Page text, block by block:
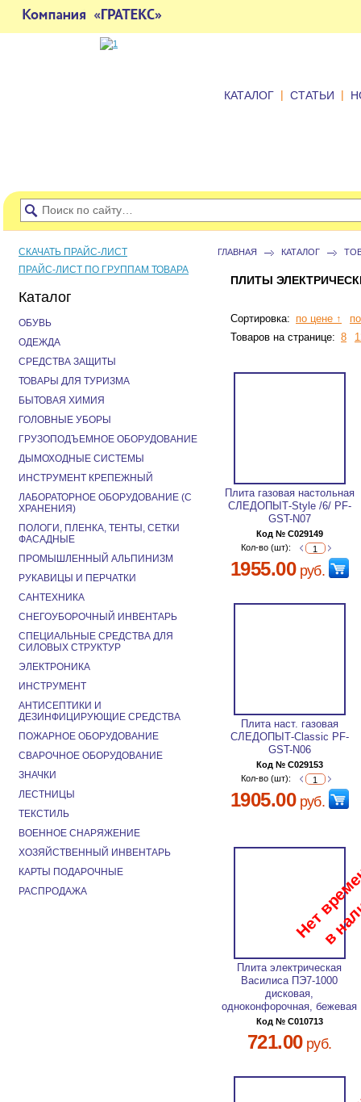
КАТАЛОГ | СТАТЬИ |
ГЛАВНАЯ КАТАЛОГ
ПЛИТЫ
Сортировка: по цене ↑
Товаров на странице: 8
Плита газовая настольная
СЛЕДОПЫТ-Style /6/ PF-
GST-N07
Код № C029149
Кол-во (шт):
1955.00руб.
Плита наст. газовая
СЛЕДОПЫТ-Classic PF-
GST-N06
Код № C029153
Кол-во (шт):
1905.00руб.
Плита электрическая
Василиса ПЭ7-1000
дисковая,
одноконфорочная, бежевая
Код № C010713
721.00руб.
СКАЧАТЬ ПРАЙС-ЛИСТ
ПРАЙС-ЛИСТ ПО ГРУППАМ ТОВАРА
Каталог
ОБУВЬ
ОДЕЖДА
СРЕДСТВА ЗАЩИТЫ
ТОВАРЫ ДЛЯ ТУРИЗМА
БЫТОВАЯ ХИМИЯ
ГОЛОВНЫЕ УБОРЫ
ГРУЗОПОДЪЕМНОЕ ОБОРУДОВАНИЕ
ДЫМОХОДНЫЕ СИСТЕМЫ
ИНСТРУМЕНТ КРЕПЕЖНЫЙ
ЛАБОРАТОРНОЕ ОБОРУДОВАНИЕ (С
ХРАНЕНИЯ)
ПОЛОГИ, ПЛЕНКА, ТЕНТЫ, СЕТКИ
ФАСАДНЫЕ
ПРОМЫШЛЕННЫЙ АЛЬПИНИЗМ
РУКАВИЦЫ И ПЕРЧАТКИ
САНТЕХНИКА
СНЕГОУБОРОЧНЫЙ ИНВЕНТАРЬ
СПЕЦИАЛЬНЫЕ СРЕДСТВА ДЛЯ
СИЛОВЫХ СТРУКТУР
ЭЛЕКТРОНИКА
ИНСТРУМЕНТ
АНТИСЕПТИКИ И
ДЕЗИНФИЦИРУЮЩИЕ СРЕДСТВА
ПОЖАРНОЕ ОБОРУДОВАНИЕ
СВАРОЧНОЕ ОБОРУДОВАНИЕ
ЗНАЧКИ
ЛЕСТНИЦЫ
ТЕКСТИЛЬ
ВОЕННОЕ СНАРЯЖЕНИЕ
ХОЗЯЙСТВЕННЫЙ ИНВЕНТАРЬ
КАРТЫ ПОДАРОЧНЫЕ
РАСПРОДАЖА